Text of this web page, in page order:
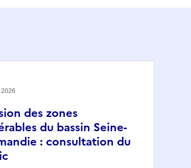
des zones
du bassin Seine-
: consultation du